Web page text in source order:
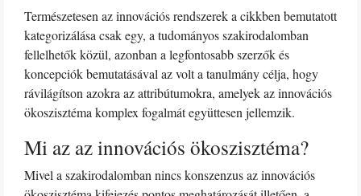
Természetesen az innovációs rendszerek a cikkben bemutatott
kategorizálása csak egy, a tudományos szakirodalomban
fellelhetők közül, azonban a legfontosabb szerzők és
koncepciók bemutatásával az volt a tanulmány célja, hogy
rávilágítson azokra az attribútumokra, amelyek az innovációs
ökoszisztéma komplex fogalmát együttesen jellemzik.
Mi az az innovációs ökoszisztéma?
Mivel a szakirodalomban nincs konszenzus az innovációs